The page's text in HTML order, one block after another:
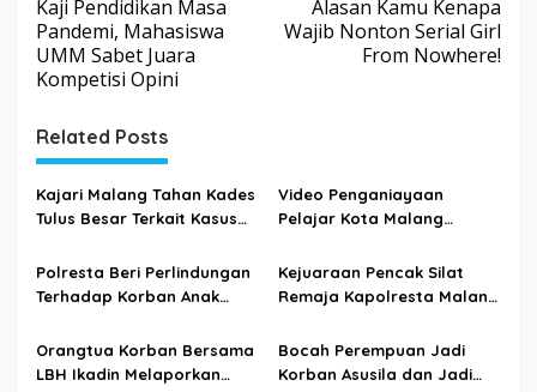
o
s
t
n
a
v
i
a
i
Kaji Pendidikan Masa
Pandemi, Mahasiswa
UMM Sabet Juara
Kompetisi Opini
Alasan Kamu Kenapa
Wajib Nonton Serial Girl
From Nowhere!
Related Posts
Kajari Malang Tahan Kades
Tulus Besar Terkait Kasus
Tahun 2020
Video Penganiayaan
Pelajar Kota Malang
Amankan 4 Orang Terduga
yang Terlibat
Polresta Beri Perlindungan
Terhadap Korban Anak
Sudah Periksa Para Saksi
dan Korban
Kejuaraan Pencak Silat
Remaja Kapolresta Malang
di Buka
Orangtua Korban Bersama
LBH Ikadin Melaporkan
Bocah Perempuan Jadi
Korban Asusila dan Jadi